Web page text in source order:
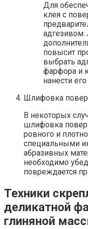
Для
клея с
адгезивом.
повысит
выбрать
фарфора и
нанести
Шлифовка
В некоторых
шлифовка
ровного и
специальными
абразивных
необходимо
повреждается
Техники
деликатной
глиняной